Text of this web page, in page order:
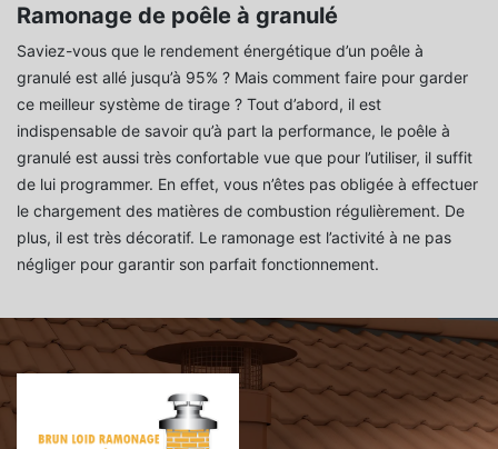
Ramonage de poêle à granulé
Saviez-vous que le rendement énergétique d’un poêle à
granulé est allé jusqu’à 95% ? Mais comment faire pour garder
ce meilleur système de tirage ? Tout d’abord, il est
indispensable de savoir qu’à part la performance, le poêle à
granulé est aussi très confortable vue que pour l’utiliser, il suffit
de lui programmer. En effet, vous n’êtes pas obligée à effectuer
le chargement des matières de combustion régulièrement. De
plus, il est très décoratif. Le ramonage est l’activité à ne pas
négliger pour garantir son parfait fonctionnement.